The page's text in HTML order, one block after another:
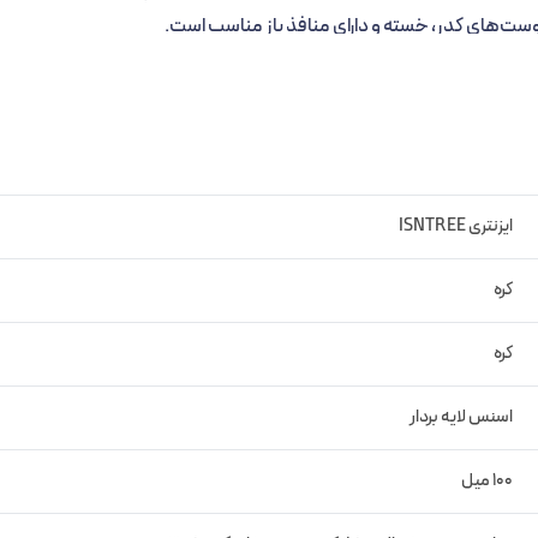
کدر، خسته و دارای منافذ باز مناسب است.
ایزنتری ISNTREE
کره
کره
اسنس لایه بردار
100 میل